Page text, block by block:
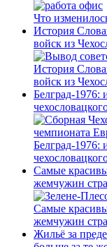
Что
История
войск из
История
войск из
Белград-1976:
Белград-1976:
Самые
жемчужин
Самые
жемчужин
Жильё за